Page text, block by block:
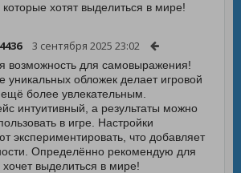
которые хотят выделиться в мире!
3 сентября 2025 23:02
возможность для самовыражения!
уникальных обложек делает игровой
более увлекательным.
интуитивный, а результаты можно
в игре. Настройки
экспериментировать, что добавляет
Определённо рекомендую для
хочет выделиться в мире!